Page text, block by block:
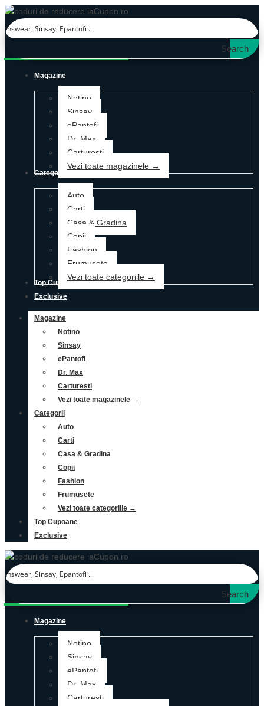
Search
Magazine
Notino
Sinsay
ePantofi
Dr. Max
Carturesti
Vezi toate magazinele →
Categorii
Auto
Carti
Casa & Gradina
Copii
Fashion
Frumusete
Vezi toate categoriile →
Top Cupoane
Exclusive
Magazine
Notino
Sinsay
ePantofi
Dr. Max
Carturesti
Vezi toate magazinele →
Categorii
Auto
Carti
Casa & Gradina
Copii
Fashion
Frumusete
Vezi toate categoriile →
Top Cupoane
Exclusive
Search
Magazine
Notino
Sinsay
ePantofi
Dr. Max
Carturesti